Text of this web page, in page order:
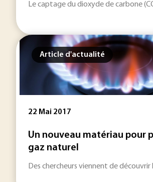
Le captage du dioxyde de carbone
Article d'actualité
22 Mai 2017
Un nouveau matériau pour
gaz naturel
Des chercheurs viennent de